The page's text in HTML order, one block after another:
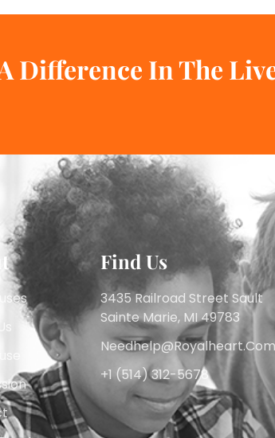
Difference In The
Find Us
3435 Railroad Street Sault
Sainte Marie, MI 49783
Needhelp@royalheart.com
+1 (514) 312-5678